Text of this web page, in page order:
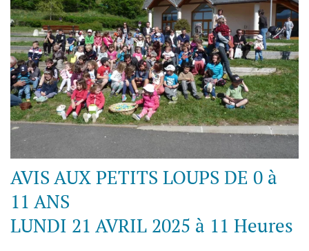
AVIS AUX PETITS LOUPS DE 0 à
11 ANS
LUNDI 21 AVRIL 2025 à 11 Heures